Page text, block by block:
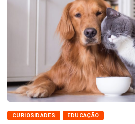
CURIOSIDADES EDUCAÇÃO